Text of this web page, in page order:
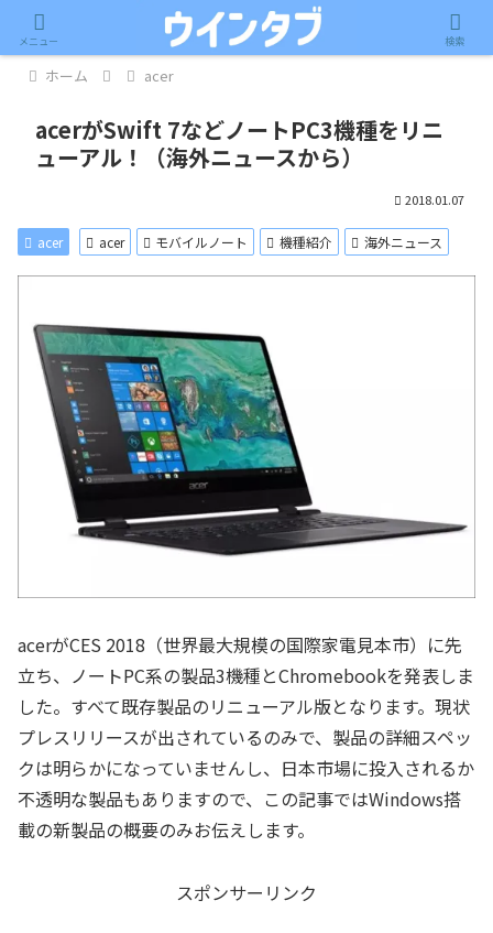
記事内に広告が含まれています。
ホーム acer
acerがSwift 7などノートPC3機種をリニ
ューアル！（海外ニュースから）
2018.01.07
acer acer モバイルノート 機種紹介 海外ニュース
acerがCES 2018（世界最大規模の国際家電見本市）に先
立ち、ノートPC系の製品3機種とChromebookを発表しま
した。すべて既存製品のリニューアル版となります。現状
プレスリリースが出されているのみで、製品の詳細スペッ
クは明らかになっていませんし、日本市場に投入されるか
不透明な製品もありますので、この記事ではWindows搭
載の新製品の概要のみお伝えします。
スポンサーリンク
メニュー 検索